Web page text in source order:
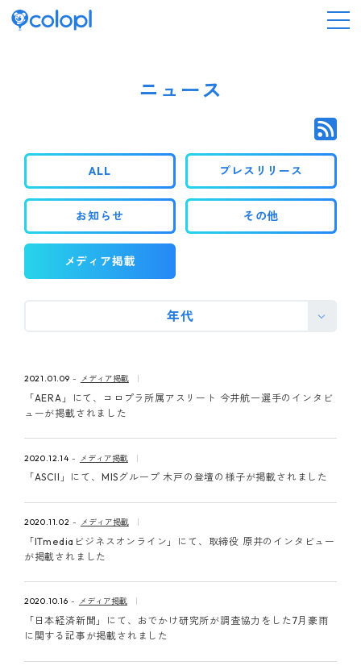
IR情報
採用情報
ピンマーク
ニュース
ALL プレスリリース
お知らせ その他
メディア掲載
年代
2021.01.09 メディア掲載
「AERA」にて、コロプラ所属アスリート 今井航一選手のインタビ
ューが掲載されました
2020.12.14 メディア掲載
「ASCII」にて、MISグループ 木戸の登壇の様子が掲載されました
2020.11.02 メディア掲載
「ITmediaビジネスオンライン」にて、取締役 原井のインタビュー
が掲載されました
2020.10.16 メディア掲載
「日本経済新聞」にて、おでかけ研究所が調査協力をした7月豪雨
に関する記事が掲載されました